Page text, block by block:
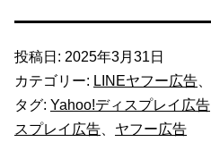
投稿日: 2025年3月31日
カテゴリー: LINEヤフー広告
タグ: Yahoo!ディスプレイ広告
スプレイ広告
ヤフー広告